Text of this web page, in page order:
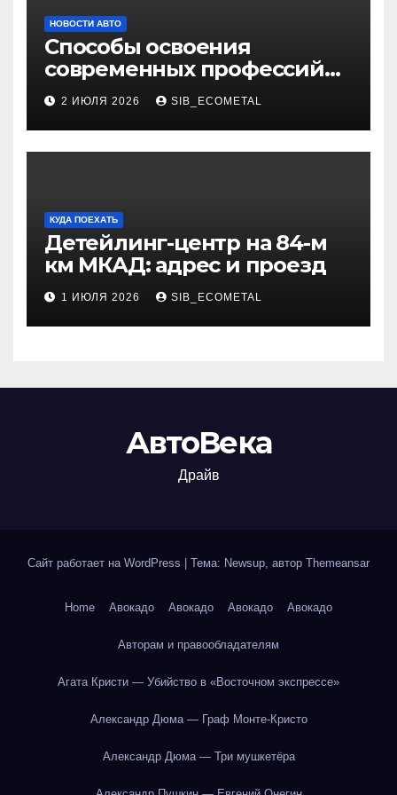
НОВОСТИ АВТО
Способы освоения
современных профессий
через онлайн-курсы
2 ИЮЛЯ 2026 SIB_ECOMETAL
КУДА ПОЕХАТЬ
Детейлинг-центр на 84-м
км МКАД: адрес и проезд
1 ИЮЛЯ 2026 SIB_ECOMETAL
АвтоВека
Драйв
Сайт работает на WordPress Тема: Newsup, автор Themeansar
Home Авокадо Авокадо Авокадо Авокадо
Авторам и правообладателям
Агата Кристи — Убийство в «Восточном экспрессе»
Александр Дюма — Граф Монте-Кристо
Александр Дюма — Три мушкетёра